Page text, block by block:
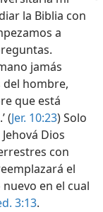
la Biblia con
a
jamás
del hombre,
que está
(Jer. 10:23) Solo
Dios
con
el
en el cual
3:13.